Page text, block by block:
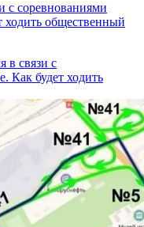
с соревнованиями
ходить общественный
в связи с
Как будет ходить